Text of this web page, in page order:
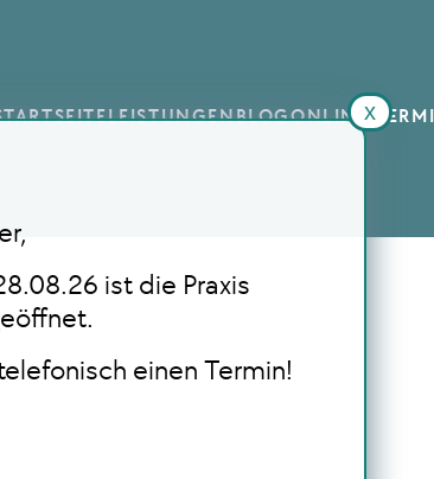
LEISTUNGENBLOGONLINE
ist die Praxis
einen Termin!
x